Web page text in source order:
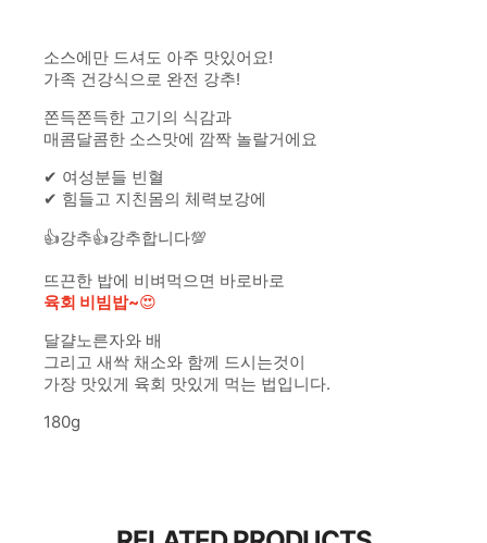
소스에만 드셔도 아주 맛있어요!
가족 건강식으로 완전 강추!
쫀득쫀득한 고기의 식감과
매콤달콤한 소스맛에 깜짝 놀랄거에요
✔ 여성분들 빈혈
✔ 힘들고 지친몸의 체력보강에
👍강추👍강추합니다💯
뜨끈한 밥에 비벼먹으면 바로바로
육회 비빔밥~😍
달걀노른자와 배
그리고 새싹 채소와 함께 드시는것이
가장 맛있게 육회 맛있게 먹는 법입니다.
180g